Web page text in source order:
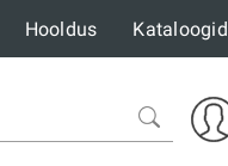
Hooldus Kataloogid